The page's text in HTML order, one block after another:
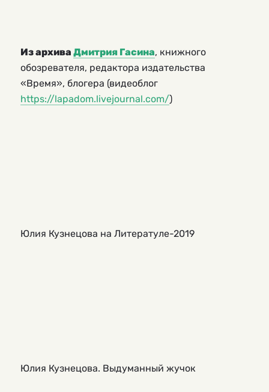
Из архива Дмитрия Гасина, книжного
обозревателя, редактора издательства
«Время», блогера (видеоблог
https://lapadom.livejournal.com/)
Юлия Кузнецова на Литератуле-2019
Юлия Кузнецова. Выдуманный жучок